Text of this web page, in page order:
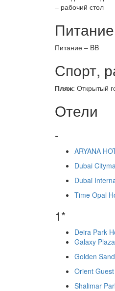
– рабочий стол
Питание
Питание – BB
Спорт,
Пляж: Открытый
Отели
-
ARYANA
Dubai
Dubai
Time Opal
1*
Deira Park
Galaxy
Golden
Orient
Shalimar